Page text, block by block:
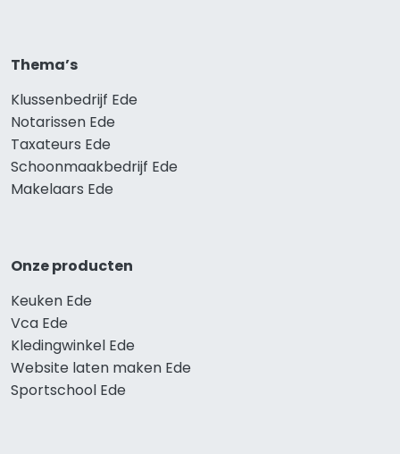
Thema’s
Klussenbedrijf Ede
Notarissen Ede
Taxateurs Ede
Schoonmaakbedrijf Ede
Makelaars Ede
Onze producten
Keuken Ede
Vca Ede
Kledingwinkel Ede
Website laten maken Ede
Sportschool Ede